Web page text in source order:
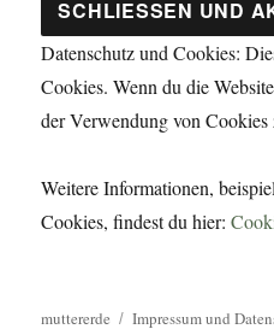
Datenschutz und Cookies:
Cookies. Wenn du die
der Verwendung von Cookies
Weitere Informationen,
Cookies, findest du hier:
muttererde Impressum und